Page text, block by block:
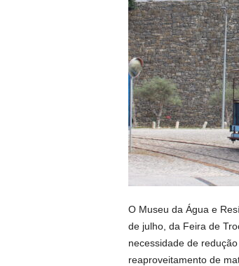
O Museu da Água e
de julho, da Feira de
necessidade de
reaproveitamento de